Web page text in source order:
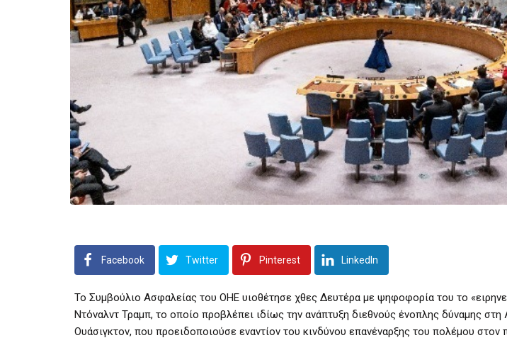
Facebook Twitter Pinterest LinkedIn
Το Συμβούλιο Ασφαλείας του ΟΗΕ υιοθέτησε χθες Δευτέρα με ψηφοφορία του το
Ντόναλντ Τραμπ, το οποίο προβλέπει ιδίως την ανάπτυξη διεθνούς ένοπλης δύναμης
Ουάσιγκτον, που προειδοποιούσε εναντίον του κινδύνου επανέναρξης του πολέμου στον